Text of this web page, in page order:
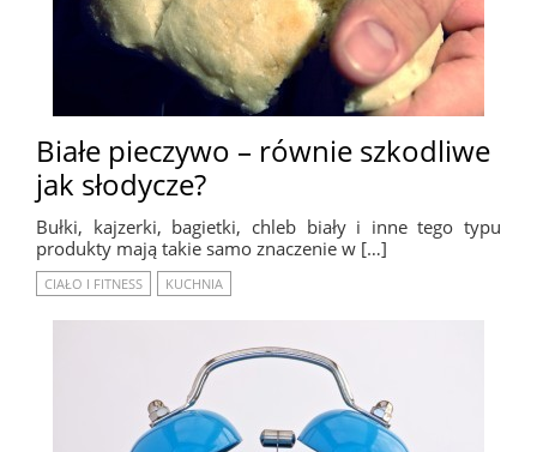
Białe pieczywo – równie szkodliwe
jak słodycze?
Bułki, kajzerki, bagietki, chleb biały i inne tego typu
produkty mają takie samo znaczenie w […]
CIAŁO I FITNESS KUCHNIA